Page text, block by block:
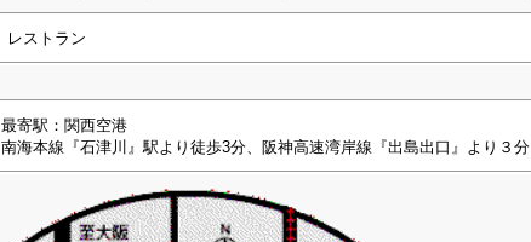
レストラン
最寄駅：関西空港
南海本線『石津川』駅より徒歩3分、阪神高速湾岸線『出島出口』より３分